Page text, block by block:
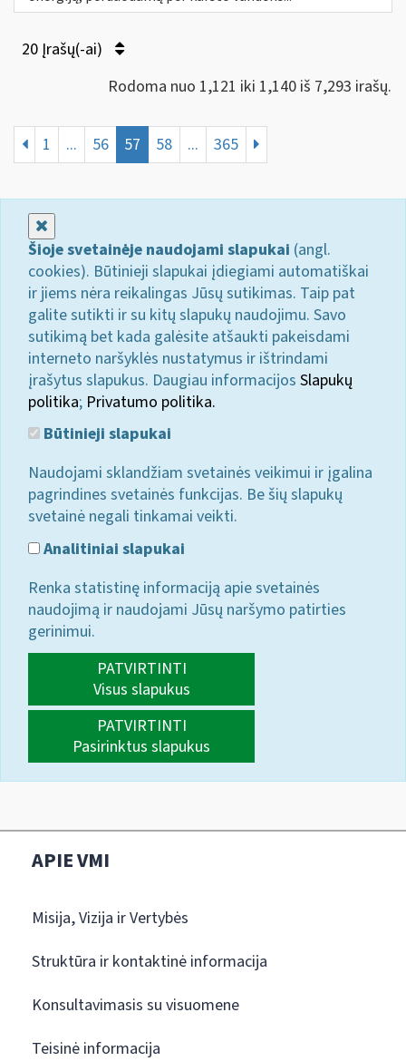
20 Įrašų(-ai)
Rodoma nuo 1,121 iki 1,140 iš 7,293 irašų.
1 ... 56 57 58 ... 365
Šioje svetainėje naudojami slapukai (angl.
cookies). Būtinieji slapukai įdiegiami automatiškai
ir jiems nėra reikalingas Jūsų sutikimas. Taip pat
galite sutikti ir su kitų slapukų naudojimu. Savo
sutikimą bet kada galėsite atšaukti pakeisdami
interneto naršyklės nustatymus ir ištrindami
įrašytus slapukus. Daugiau informacijos Slapukų
politika; Privatumo politika.
Būtinieji slapukai
Naudojami sklandžiam svetainės veikimui ir įgalina
pagrindines svetainės funkcijas. Be šių slapukų
svetainė negali tinkamai veikti.
Analitiniai slapukai
Renka statistinę informaciją apie svetainės
naudojimą ir naudojami Jūsų naršymo patirties
gerinimui.
PATVIRTINTI
Visus slapukus
PATVIRTINTI
Pasirinktus slapukus
APIE VMI
Misija, Vizija ir Vertybės
Struktūra ir kontaktinė informacija
Konsultavimasis su visuomene
Teisinė informacija